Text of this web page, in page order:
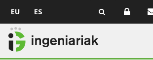
EU ES